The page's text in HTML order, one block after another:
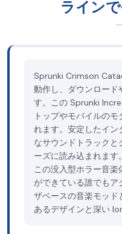
ライン
Sprunki Crimson
動作し、ダウンロー
す。この Sprunki
トップやモバイルの
れます。安定したイ
なサウンドトラック
ーズに読み込まれます
この没入型ホラー音
ができている誰でもア
ザベースの音楽モッ
あるデザインと深い